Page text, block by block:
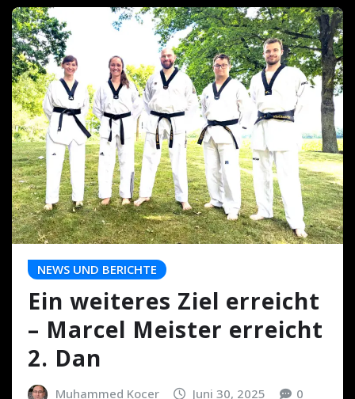
NEWS UND BERICHTE
Ein weiteres Ziel erreicht
– Marcel Meister erreicht
2. Dan
Muhammed Kocer Juni 30, 2025 0